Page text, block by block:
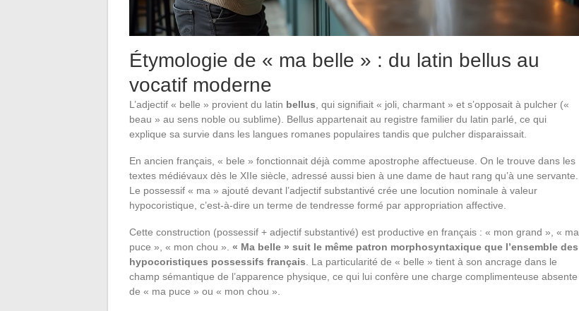
Étymologie de « ma belle » : du latin bellus au
vocatif moderne
L’adjectif « belle » provient du latin bellus , qui signifiait « joli, charmant » et s’opposait à pulcher («
beau » au sens noble ou sublime). Bellus appartenait au registre familier du latin parlé, ce qui
explique sa survie dans les langues romanes populaires tandis que pulcher disparaissait.
En ancien français, « bele » fonctionnait déjà comme apostrophe affectueuse. On le trouve dans les
textes médiévaux dès le XIIe siècle, adressé aussi bien à une dame de haut rang qu’à une servante.
Le possessif « ma » ajouté devant l’adjectif substantivé crée une locution nominale à valeur
hypocoristique, c’est-à-dire un terme de tendresse formé par appropriation affective.
Cette construction (possessif + adjectif substantivé) est productive en français : « mon grand », « ma
puce », « mon chou ». « Ma belle » suit le même patron morphosyntaxique que l’ensemble des
hypocoristiques possessifs français . La particularité de « belle » tient à son ancrage dans le
champ sémantique de l’apparence physique, ce qui lui confère une charge complimenteuse absente
de « ma puce » ou « mon chou ».